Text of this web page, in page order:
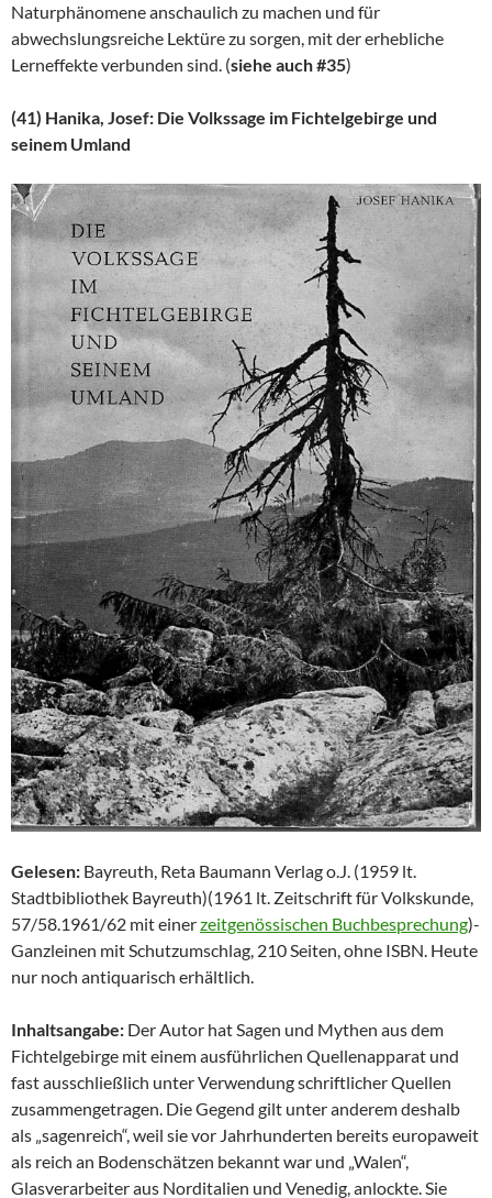
Naturphänomene anschaulich zu machen und für
abwechslungsreiche Lektüre zu sorgen, mit der erhebliche
Lerneffekte verbunden sind. (siehe auch #35)
(41) Hanika, Josef: Die Volkssage im Fichtelgebirge und
seinem Umland
Gelesen: Bayreuth, Reta Baumann Verlag o.J. (1959 lt.
Stadtbibliothek Bayreuth)(1961 lt. Zeitschrift für Volkskunde,
57/58.1961/62 mit einerzeitgenössischen Buchbesprechung)-
Ganzleinen mit Schutzumschlag, 210 Seiten, ohne ISBN. Heute
nur noch antiquarisch erhältlich.
Inhaltsangabe: Der Autor hat Sagen und Mythen aus dem
Fichtelgebirge mit einem ausführlichen Quellenapparat und
fast ausschließlich unter Verwendung schriftlicher Quellen
zusammengetragen. Die Gegend gilt unter anderem deshalb
als „sagenreich“, weil sie vor Jahrhunderten bereits europaweit
als reich an Bodenschätzen bekannt war und „Walen“,
Glasverarbeiter aus Norditalien und Venedig, anlockte. Sie